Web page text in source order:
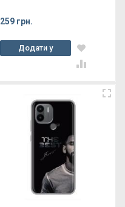
259 грн.
Додати у
кошик